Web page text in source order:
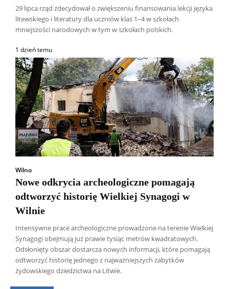
29 lipca rząd zdecydował o zwiększeniu finansowania lekcji języka
litewskiego i literatury dla uczniów klas 1–4 w szkołach
mniejszości narodowych w tym w szkołach polskich.
1 dzień temu
Wilno
Nowe odkrycia archeologiczne pomagają
odtworzyć historię Wielkiej Synagogi w
Wilnie
Intensywne prace archeologiczne prowadzone na terenie Wielkiej
Synagogi obejmują już prawie tysiąc metrów kwadratowych.
Odsłonięty obszar dostarcza nowych informacji, które pomagają
odtworzyć historię jednego z najważniejszych zabytków
żydowskiego dziedzictwa na Litwie.
Wszyscy Aleksander Borowik
Antoni Radczenko
Artur Płokszto
Grzegorz Górny
ks. Jarosław Wąsowicz SDB